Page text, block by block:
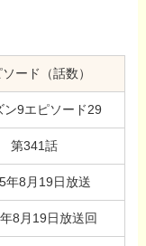
ード（話数）
ン9エピソード29
第341話
年8月19日放送
8月19日放送回